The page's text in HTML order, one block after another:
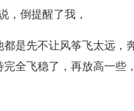
，倒提醒了我，
是先不让风筝飞太远，
全飞稳了，再放高一些